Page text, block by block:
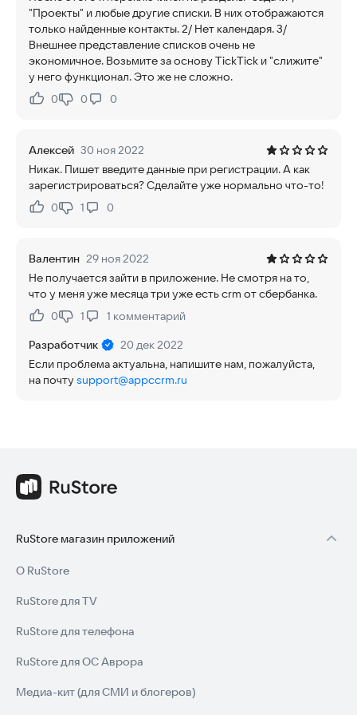
"Проекты" и любые другие списки. В них отображаются
только найденные контакты. 2/ Нет календаря. 3/
Внешнее представление списков очень не
экономичное. Возьмите за основу TickTick и "слижите"
у него функционал. Это же не сложно.
Нравится:
0Не нравится:
0 0
Алексей 30 ноя 2022
Никак. Пишет введите данные при регистрации. А как
зарегистрироваться? Сделайте уже нормально что-то!
Нравится:
0Не нравится:
1 0
Валентин 29 ноя 2022
Не получается зайти в приложение. Не смотря на то,
что у меня уже месяца три уже есть crm от сбербанка.
Нравится:
0Не нравится:
1 1 комментарий
Разработчик
20 дек 2022
Если проблема актуальна, напишите нам, пожалуйста,
на почту support@appccrm.ru
RuStore магазин приложений
О RuStore
RuStore для TV
RuStore для телефона
RuStore для ОС Аврора
Медиа-кит (для СМИ и блогеров)